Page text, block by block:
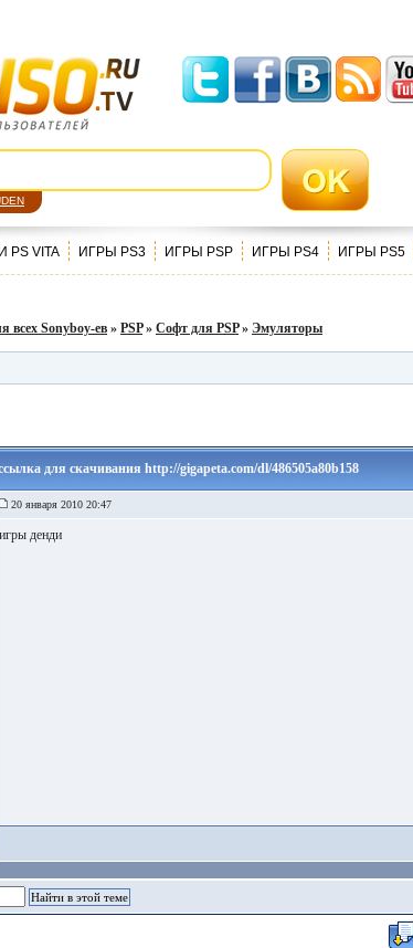
PS VITA ИГРЫ PS3 ИГРЫ PSP ИГРЫ PS4 ИГРЫ PS5
всех Sonyboy-ев » PSP» Софт для PSP» Эмуляторы
для скачивания http://gigapeta.com/dl/486505a80b158
20 января 2010 20:47
игры денди